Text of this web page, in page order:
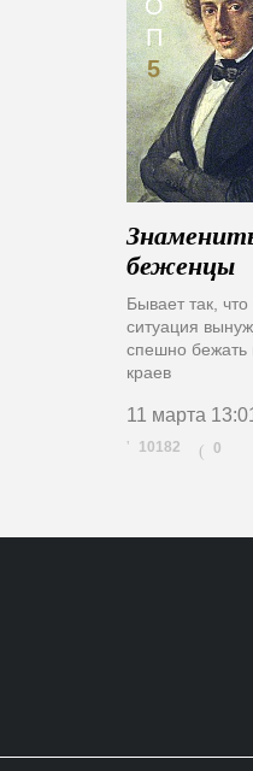
О
П
5
беженцы
Бывает так,
ситуация
спешно бежать
краев
11 марта
10182 ( 0